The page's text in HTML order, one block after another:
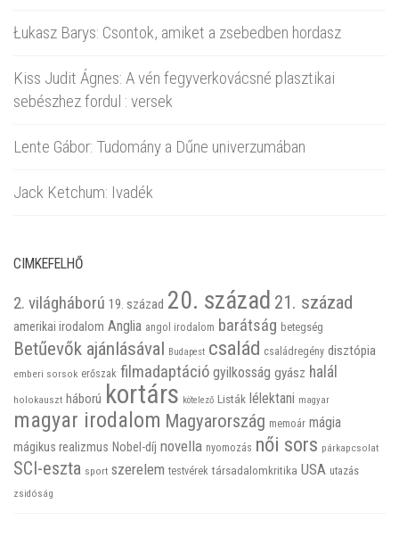
Łukasz Barys: Csontok, amiket a zsebedben hordasz
Kiss Judit Ágnes: A vén fegyverkovácsné plasztikai
sebészhez fordul : versek
Lente Gábor: Tudomány a Dűne univerzumában
Jack Ketchum: Ivadék
CIMKEFELHŐ
2. világháború 19. század 20. század 21. század
amerikai irodalom Anglia angol irodalom barátság betegség
Betűevők ajánlásával Budapest család családregény disztópia
emberi sorsok erőszak filmadaptáció gyilkosság gyász halál
holokauszt háború kortárs kötelező Listák lélektani magyar
magyar irodalom Magyarország memoár mágia
mágikus realizmus Nobel-díj novella nyomozás női sors párkapcsolat
SCI-eszta sport szerelem testvérek társadalomkritika USA utazás
zsidóság